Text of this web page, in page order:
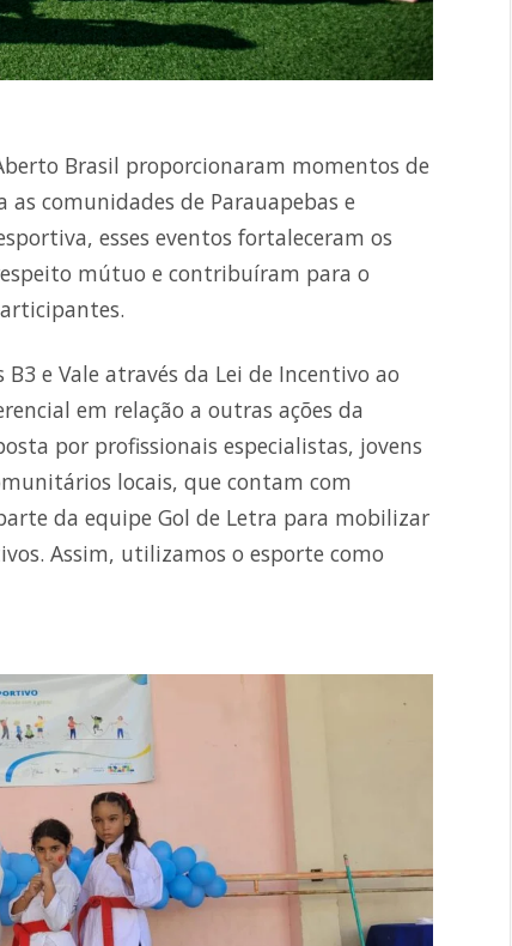
Brasil proporcionaram momentos de
comunidades de Parauapebas e
esses eventos fortaleceram os
mútuo e contribuíram para o
e Vale através da Lei de Incentivo ao
em relação a outras ações da
por profissionais especialistas, jovens
locais, que contam com
da equipe Gol de Letra para mobilizar
Assim, utilizamos o esporte como